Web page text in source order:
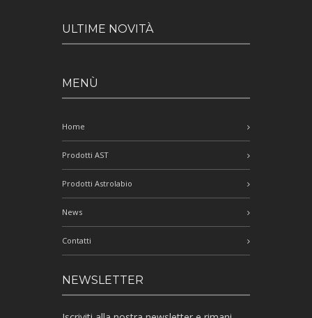
ULTIME NOVITÀ
MENÙ
Home
Prodotti AST
Prodotti Astrolabio
News
Contatti
NEWSLETTER